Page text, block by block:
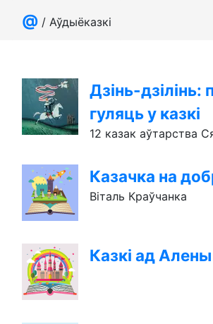
@ / Аўдыёказкі
Дзінь-дзілінь:
гуляць у казкі
12 казак аўтарства
Казачка на
Віталь Краўчанка
Казкі ад